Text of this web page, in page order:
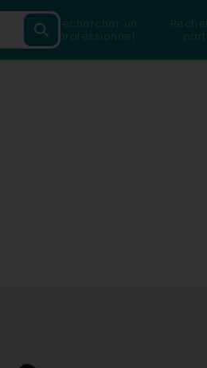
Rechercher un
professionnel